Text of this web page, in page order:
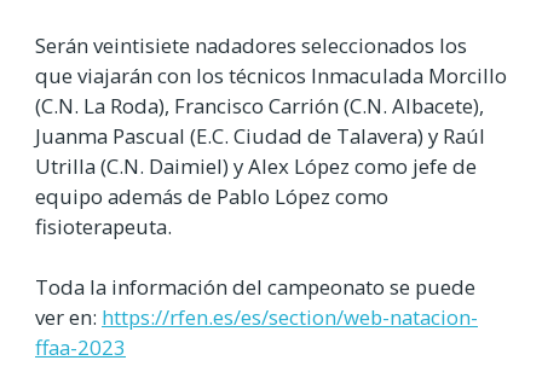
Serán veintisiete nadadores seleccionados los
que viajarán con los técnicos Inmaculada Morcillo
(C.N. La Roda), Francisco Carrión (C.N. Albacete),
Juanma Pascual (E.C. Ciudad de Talavera) y Raúl
Utrilla (C.N. Daimiel) y Alex López como jefe de
equipo además de Pablo López como
fisioterapeuta.
Toda la información del campeonato se puede
ver en: https://rfen.es/es/section/web-natacion-
ffaa-2023